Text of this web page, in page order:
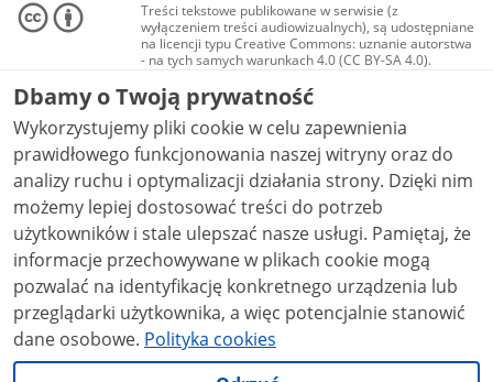
Treści tekstowe publikowane w serwisie (z
wyłączeniem treści audiowizualnych), są udostępniane
na licencji typu Creative Commons: uznanie autorstwa
- na tych samych warunkach 4.0 (CC BY-SA 4.0).
Materiały audiowizualne, w tym zdjęcia, materiały
audio i wideo, są udostępniane na licencji typu
Creative Commons: uznanie autorstwa użycie
niekomercyjne - bez utworów zależnych 4.0 (CC BY-
NC-ND 4.0), o ile nie jest to stwierdzone inaczej.
Dbamy o Twoją prywatność
Wykorzystujemy pliki cookie w celu zapewnienia
prawidłowego funkcjonowania naszej witryny oraz do
analizy ruchu i optymalizacji działania strony. Dzięki nim
możemy lepiej dostosować treści do potrzeb
użytkowników i stale ulepszać nasze usługi. Pamiętaj, że
informacje przechowywane w plikach cookie mogą
pozwalać na identyfikację konkretnego urządzenia lub
przeglądarki użytkownika, a więc potencjalnie stanowić
dane osobowe. Polityka cookies